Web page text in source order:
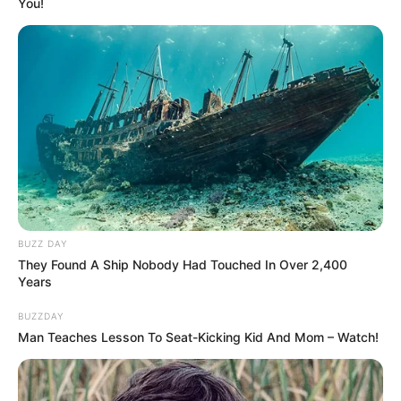
Bae Yoo Ram sebagai Kang Hae Soo
Lee Ki Taek sebagai Tae Seon
Kim Min Ho sebagai Kim Eol Dong
Penampilan khusus
You!
BUZZ DAY
They Found A Ship Nobody Had Touched In Over 2,400
Years
BUZZDAY
Man Teaches Lesson To Seat-Kicking Kid And Mom – Watch!